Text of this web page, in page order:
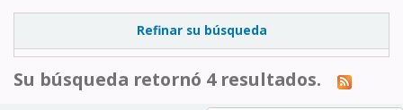
Refinar su búsqueda
Su búsqueda retornó 4 resultados.